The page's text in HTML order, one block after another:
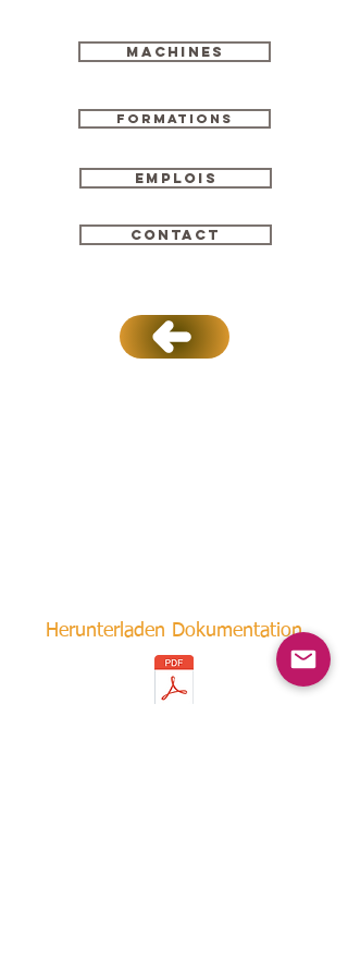
Machines
Formations
Emplois
Contact
Herunterladen Dokumentation